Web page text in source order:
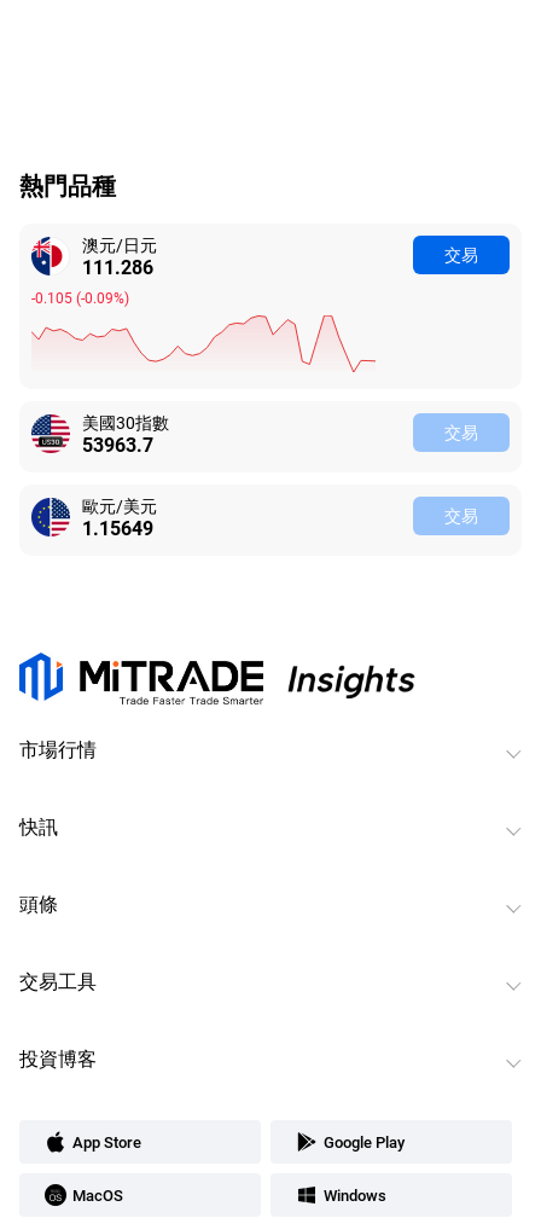
熱門品種
澳元/日元
111.286
-0.105(-0.09%)
交易
美國30指數
53963.7 交易
歐元/美元
1.15649 交易
市場行情
快訊
頭條
交易工具
投資博客
App Store Google Play
MacOS Windows